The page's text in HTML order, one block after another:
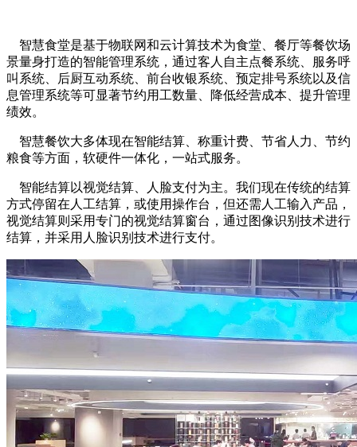
智慧食堂是基于物联网和云计算技术为食堂、餐厅等餐饮场
景量身打造的智能管理系统，通过客人自主点餐系统、服务呼
叫系统、后厨互动系统、前台收银系统、预定排号系统以及信
息管理系统等可显著节约用工数量、降低经营成本、提升管理
绩效。
智慧餐饮大多体现在智能结算、称重计费、节省人力、节约
粮食等方面，软硬件一体化，一站式服务。
智能结算以视觉结算、人脸支付为主。我们现在传统的结算
方式停留在人工结算，或使用操作台，但还需人工输入产品，
视觉结算则采用专门的视觉结算窗台，通过图像识别技术进行
结算，并采用人脸识别技术进行支付。